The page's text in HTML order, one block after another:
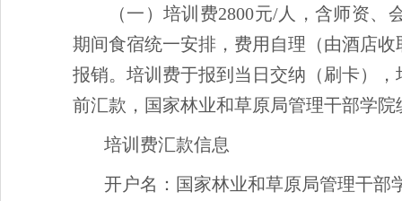
（一）培训费2800元/人，含师资
期间食宿统一安排，费用自理（由酒店
报销。培训费于报到当日交纳（刷卡）
前汇款，国家林业和草原局管理干部学
培训费汇款信息
开户名：国家林业和草原局管理干部